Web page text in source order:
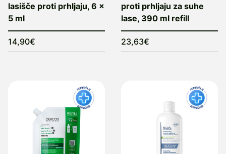
lasišče proti prhljaju, 6 x
5 ml
14,90€
proti prhljaju za suhe
lase, 390 ml refill
23,63€